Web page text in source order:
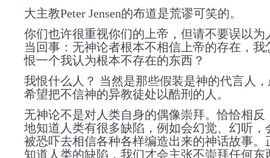
大主教Peter Jensen的布道是荒谬可笑的。
你们也许很重视你们的上帝，但请不要误以为
当回事：无神论者根本不相信上帝的存在，我
恨一个我认为根本不存在的东西？
我恨什么人？ 当然是那些假装是神的代言人
希望把不信神的异教徒处以酷刑的人。
无神论不是对人类自身的偶像崇拜。恰恰相反
地知道人类有很多缺陷，例如会幻觉、幻听，
被恐吓去相信各种各样编造出来的神话故事。
知道人类的缺陷，我们才会主张不崇拜任何东